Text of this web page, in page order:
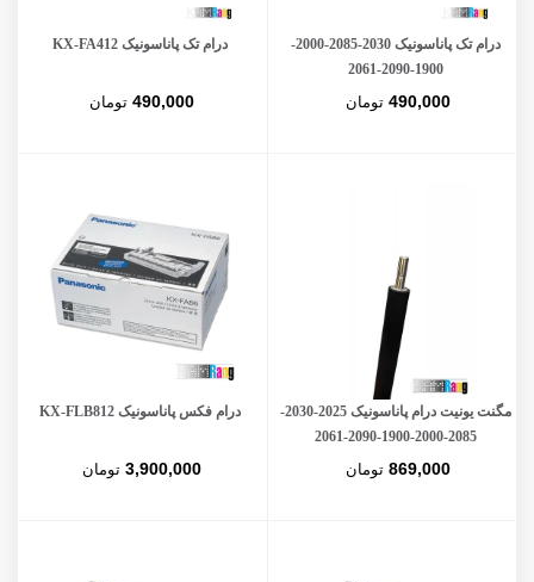
درام تک پاناسونیک 2030-2085-2000-
1900-2090-2061
490,000 تومان
درام تک پاناسونیک KX-FA412
490,000 تومان
مگنت یونیت درام پاناسونیک 2025-2030-
2085-2000-1900-2090-2061
869,000 تومان
درام فکس پاناسونیک KX-FLB812
3,900,000 تومان